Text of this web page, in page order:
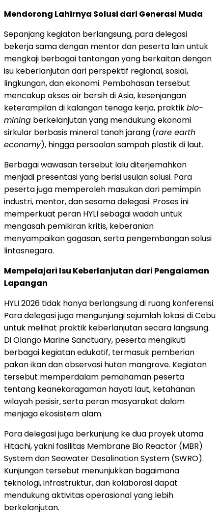
Mendorong Lahirnya Solusi dari Generasi Muda
Sepanjang kegiatan berlangsung, para delegasi
bekerja sama dengan mentor dan peserta lain untuk
mengkaji berbagai tantangan yang berkaitan dengan
isu keberlanjutan dari perspektif regional, sosial,
lingkungan, dan ekonomi. Pembahasan tersebut
mencakup akses air bersih di Asia, kesenjangan
keterampilan di kalangan tenaga kerja, praktikbio-
mining berkelanjutan yang mendukung ekonomi
sirkular berbasis mineral tanah jarang (rare earth
economy), hingga persoalan sampah plastik di laut.
Berbagai wawasan tersebut lalu diterjemahkan
menjadi presentasi yang berisi usulan solusi. Para
peserta juga memperoleh masukan dari pemimpin
industri, mentor, dan sesama delegasi. Proses ini
memperkuat peran HYLI sebagai wadah untuk
mengasah pemikiran kritis, keberanian
menyampaikan gagasan, serta pengembangan solusi
lintasnegara.
Mempelajari Isu Keberlanjutan dari Pengalaman
Lapangan
HYLI 2026 tidak hanya berlangsung di ruang konferensi.
Para delegasi juga mengunjungi sejumlah lokasi di Cebu
untuk melihat praktik keberlanjutan secara langsung.
Di Olango Marine Sanctuary, peserta mengikuti
berbagai kegiatan edukatif, termasuk pemberian
pakan ikan dan observasi hutan mangrove. Kegiatan
tersebut memperdalam pemahaman peserta
tentang keanekaragaman hayati laut, ketahanan
wilayah pesisir, serta peran masyarakat dalam
menjaga ekosistem alam.
Para delegasi juga berkunjung ke dua proyek utama
Hitachi, yakni fasilitas Membrane Bio Reactor (MBR)
System dan Seawater Desalination System (SWRO).
Kunjungan tersebut menunjukkan bagaimana
teknologi, infrastruktur, dan kolaborasi dapat
mendukung aktivitas operasional yang lebih
berkelanjutan.